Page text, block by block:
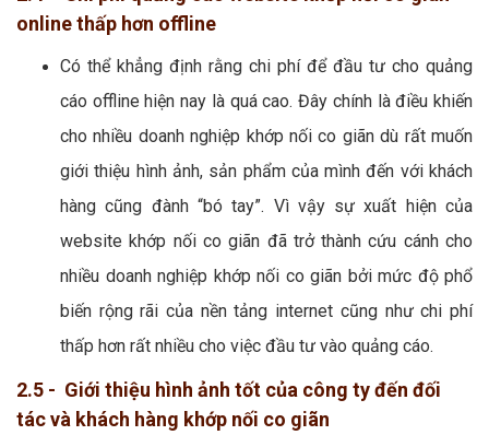
online thấp hơn offline
Có thể khẳng định rằng chi phí để đầu tư cho quảng
cáo offline hiện nay là quá cao. Đây chính là điều khiến
cho nhiều doanh nghiệp khớp nối co giãn dù rất muốn
giới thiệu hình ảnh, sản phẩm của mình đến với khách
hàng cũng đành “bó tay”. Vì vậy sự xuất hiện của
website khớp nối co giãn đã trở thành cứu cánh cho
nhiều doanh nghiệp khớp nối co giãn bởi mức độ phổ
biến rộng rãi của nền tảng internet cũng như chi phí
thấp hơn rất nhiều cho việc đầu tư vào quảng cáo.
2.5 - Giới thiệu hình ảnh tốt của công ty đến đối
tác và khách hàng khớp nối co giãn